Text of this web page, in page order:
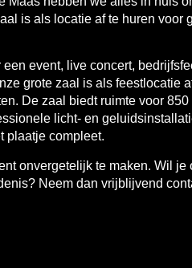
is als locatie af te huren voor
event, live concert,
grote zaal is als feestlocatie
De zaal biedt ruimte voor 850
licht- en
plaatje compleet.
onvergetelijk te maken. Wil je
Neem dan vrijblijvend